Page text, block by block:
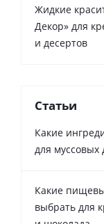
Жидкие
Декор» для
и десертов
Статьи
Какие
для муссовых
Какие
выбрать для